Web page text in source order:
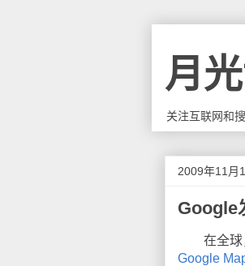
月
关注互联网和
2009年11月
Google
在全球，
Google